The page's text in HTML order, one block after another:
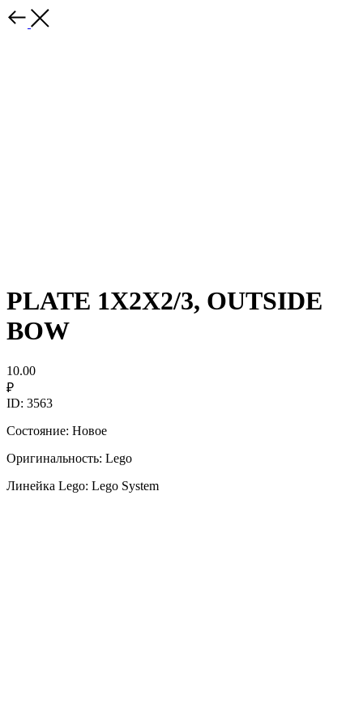
PLATE 1X2X2/3, OUTSIDE
BOW
10.00
₽
ID: 3563
Состояние: Новое
Оригинальность: Lego
Линейка Lego: Lego System